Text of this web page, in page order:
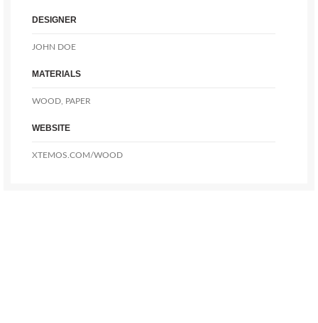
DESIGNER
JOHN DOE
MATERIALS
WOOD, PAPER
WEBSITE
XTEMOS.COM/WOOD